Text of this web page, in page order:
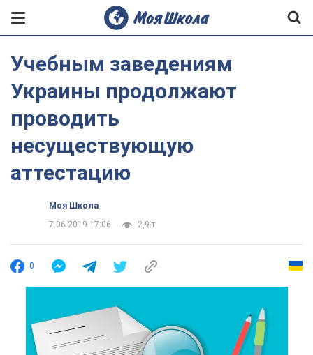
Учебным заведениям
Украины продолжают
проводить
несуществующую
аттестацию
Моя Школа
7.06.2019 17:06
2,9 т.
0